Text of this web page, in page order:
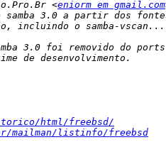
<eniorm em gmail.com
html/freebsd/
mailman/listinfo/freebsd